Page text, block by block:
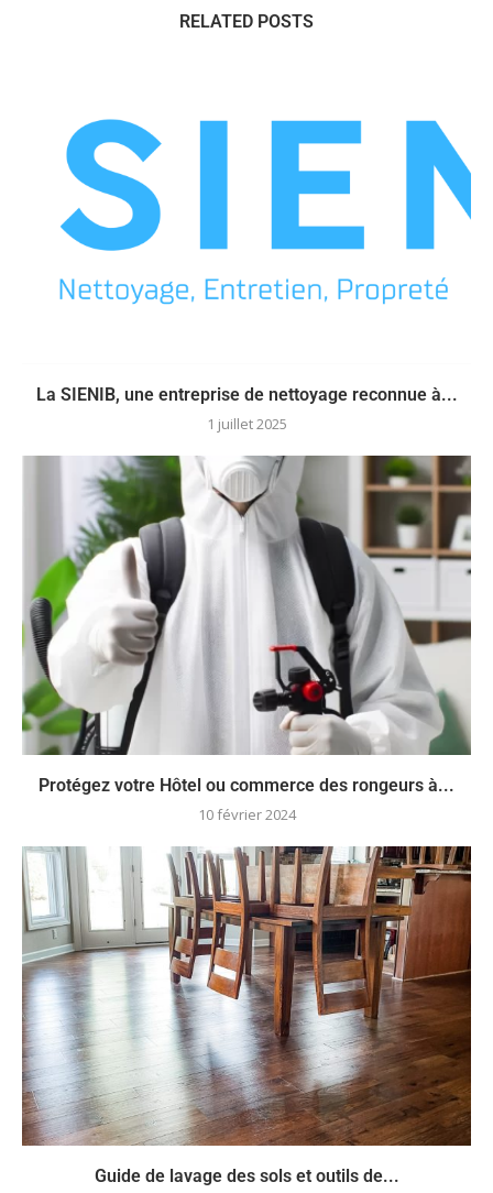
RELATED POSTS
La SIENIB, une entreprise de nettoyage reconnue à...
1 juillet 2025
Protégez votre Hôtel ou commerce des rongeurs à...
10 février 2024
Guide de lavage des sols et outils de...